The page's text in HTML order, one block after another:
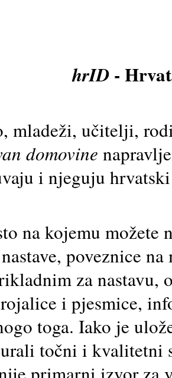
hrID-
mladeži, učitelji,
domovine
i njeguju
na kojemu
poveznice
za
i pjesmice,
toga. Iako je
točni i kvalitetni